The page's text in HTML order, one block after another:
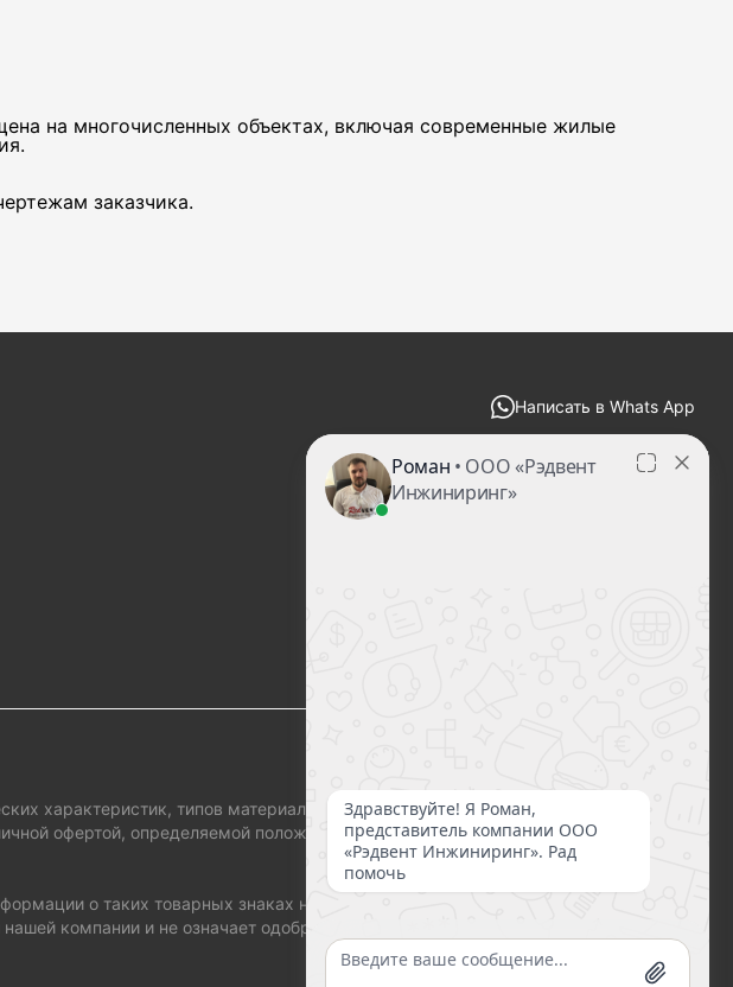
на многочисленных объектах, включая современные жилые
заказчика.
Написать в Whats App
zakaz@redvent-decor.ru
характеристик, типов материала, а
офертой, определяемой положениями
о таких товарных знаках носит
компании и не означает одобрение